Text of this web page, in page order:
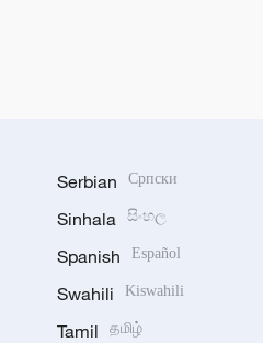
Serbian Српски
Sinhala සිංහල
Spanish Español
Swahili Kiswahili
Tamil தமிழ்